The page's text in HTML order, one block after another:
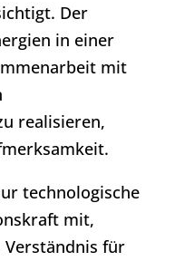
Der
in einer
mit
realisieren,
technologische
mit,
Verständnis für